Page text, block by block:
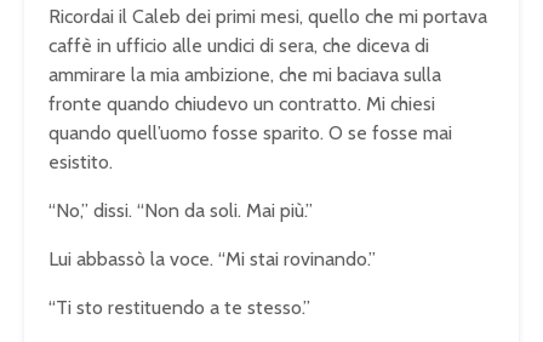
Ricordai il Caleb dei primi mesi, quello che mi portava
caffè in ufficio alle undici di sera, che diceva di
ammirare la mia ambizione, che mi baciava sulla
fronte quando chiudevo un contratto. Mi chiesi
quando quell’uomo fosse sparito. O se fosse mai
esistito.
“No,” dissi. “Non da soli. Mai più.”
Lui abbassò la voce. “Mi stai rovinando.”
“Ti sto restituendo a te stesso.”